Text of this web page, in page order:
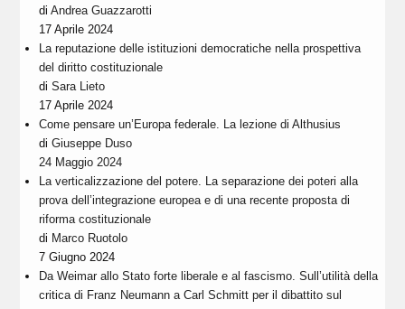
diAndrea Guazzarotti
17 Aprile 2024
La reputazione delle istituzioni democratiche nella prospettiva
del diritto costituzionale
diSara Lieto
17 Aprile 2024
Come pensare un’Europa federale. La lezione di Althusius
diGiuseppe Duso
24 Maggio 2024
La verticalizzazione del potere. La separazione dei poteri alla
prova dell’integrazione europea e di una recente proposta di
riforma costituzionale
di Marco Ruotolo
7 Giugno 2024
Da Weimar allo Stato forte liberale e al fascismo. Sull’utilità della
critica di Franz Neumann a Carl Schmitt per il dibattito sul